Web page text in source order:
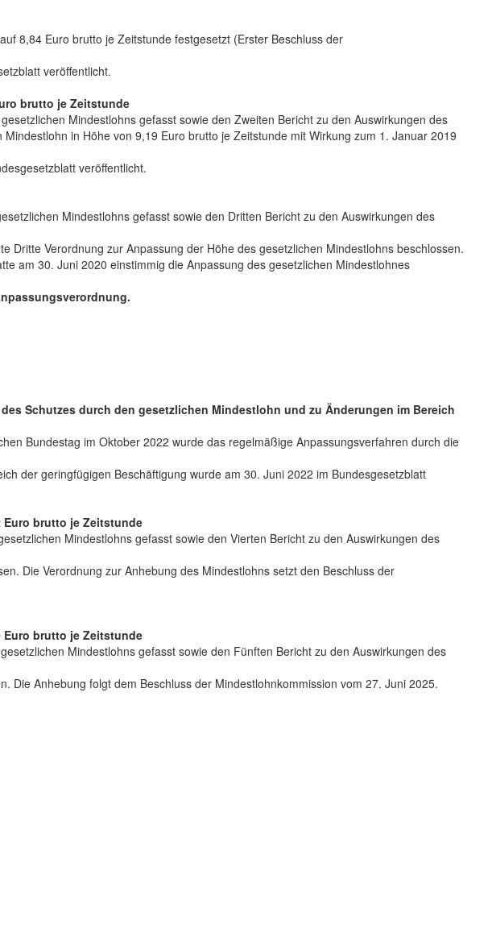
8,84 Euro brutto je Zeitstunde festgesetzt (Erster Beschluss der
veröffentlicht.
brutto je Zeitstunde
Mindestlohns gefasst sowie den Zweiten Bericht zu den Auswirkungen des
in Höhe von 9,19 Euro brutto je Zeitstunde mit Wirkung zum 1. Januar 2019
veröffentlicht.
Mindestlohns gefasst sowie den Dritten Bericht zu den Auswirkungen des
Verordnung zur Anpassung der Höhe des gesetzlichen Mindestlohns beschlossen.
am 30. Juni 2020 einstimmig die Anpassung des gesetzlichen Mindestlohnes
Schutzes durch den gesetzlichen Mindestlohn und zu Änderungen im Bereich
Bundestag im Oktober 2022 wurde das regelmäßige Anpassungsverfahren durch die
der geringfügigen Beschäftigung wurde am 30. Juni 2022 im Bundesgesetzblatt
Euro brutto je Zeitstunde
Mindestlohns gefasst sowie den Vierten Bericht zu den Auswirkungen des
Die Verordnung zur Anhebung des Mindestlohns setzt den Beschluss der
Euro brutto je Zeitstunde
Mindestlohns gefasst sowie den Fünften Bericht zu den Auswirkungen des
Anhebung folgt dem Beschluss der Mindestlohnkommission vom 27. Juni 2025.